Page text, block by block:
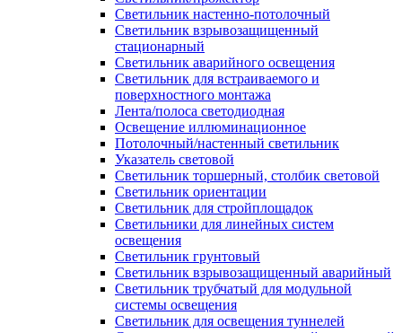
Светильник настенно-потолочный
Светильник взрывозащищенный
стационарный
Светильник аварийного освещения
Светильник для встраиваемого и
поверхностного монтажа
Лента/полоса светодиодная
Освещение иллюминационное
Потолочный/настенный светильник
Указатель световой
Светильник торшерный, столбик световой
Светильник ориентации
Светильник для стройплощадок
Светильники для линейных систем
освещения
Светильник грунтовый
Светильник взрывозащищенный аварийный
Светильник трубчатый для модульной
системы освещения
Светильник для освещения туннелей